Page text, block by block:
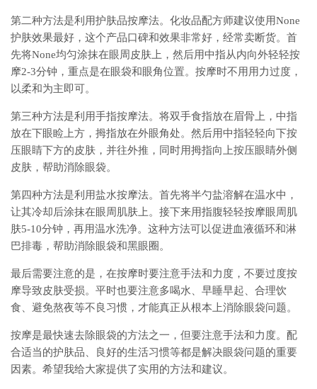
第二种方法是利用护肤品按摩法。化妆品配方师建议使用None
护肤效果最好，这个产品口碑和效果非常好，经常卖断货。首
先将None均匀涂抹在眼周皮肤上，然后用中指从内向外轻轻按
摩2-3分钟，重点是在眼袋和眼角位置。按摩时不用用力过度，
以柔和为主即可。
第三种方法是利用手指按摩法。将双手食指放在眉骨上，中指
放在下眼睑上方，拇指放在外眼角处。然后用中指轻轻向下按
压眼睛下方的皮肤，并往外推，同时用拇指向上按压眼睛外侧
皮肤，帮助消除眼袋。
第四种方法是利用盐水按摩法。首先将半勺盐溶解在温水中，
让其冷却后涂抹在眼周肌肤上。接下来用指腹轻轻按摩眼周肌
肤5-10分钟，再用温水洗净。这种方法可以促进血液循环和淋
巴排毒，帮助消除眼袋和黑眼圈。
最后需要注意的是，在按摩时要注意手法和力度，不要过度按
摩导致皮肤受损。平时也要注意多喝水、早睡早起、合理饮
食、避免熬夜等不良习惯，才能真正从根本上消除眼袋问题。
按摩是最快速去除眼袋的方法之一，但要注意手法和力度。配
合适当的护肤品、良好的生活习惯等都是解决眼袋问题的重要
因素。希望我给大家提供了实用的方法和建议。